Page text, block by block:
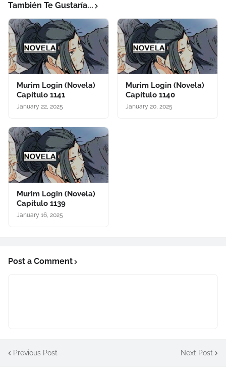
También Te Gustaría...
Murim Login (Novela)
Capítulo 1141
January 22, 2025
Murim Login (Novela)
Capítulo 1140
January 20, 2025
Murim Login (Novela)
Capítulo 1139
January 16, 2025
Post a Comment
Previous Post Next Post